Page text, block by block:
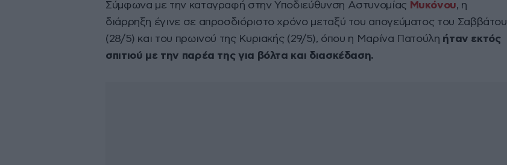
Σύμφωνα με την καταγραφή στην Υποδιεύθυνση Αστυνομίας Μυκόνου, η
διάρρηξη έγινε σε απροσδιόριστο χρόνο μεταξύ του απογεύματος του Σαββάτου
(28/5) και του πρωινού της Κυριακής (29/5), όπου η Μαρίνα Πατούλη ήταν εκτός
σπιτιού με την παρέα της για βόλτα και διασκέδαση.